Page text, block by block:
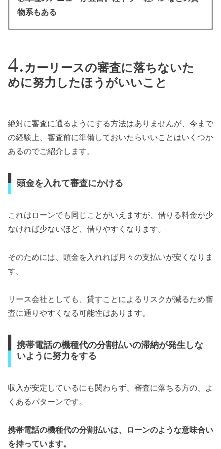
物系もある
カーリースの審査に落ちないた
めに努力したほうがいいこと
絶対に審査に通るようにする方法はありませんが、今まで
の経験上、審査前に準備しておいたらいいことはいくつか
あるのでご紹介します。
頭金を入れて審査にかける
これはローンでも同じことがいえますが、借りる料金が少
なければ少ないほど、借りやすくなります。
そのためには、頭金を入れれば月々の支払いが安くなりま
す。
リース会社としても、貸すことによるリスクが減るため審
査に通りやすくなる可能性はあります。
携帯電話の機種代の分割払いの滞納が発生しな
いように努力をする
収入が安定しているにも関わらず、審査に落ちる方の、よ
くあるパターンです。
携帯電話の機種代の分割払いは、ローンのような意味合い
を持っています。